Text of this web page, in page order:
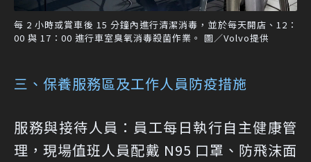
每 2 小時或賞車後 15 分鐘內進行清潔消毒，並於每天開店、12：
00 與 17：00 進行車室臭氧消毒殺菌作業。 圖／Volvo提供
三、保養服務區及工作人員防疫措施
服務與接待人員：員工每日執行自主健康管
理，現場值班人員配戴 N95 口罩、防飛沫面